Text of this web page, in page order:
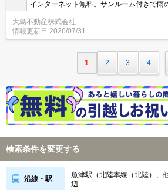
インターネット無料。サンルーム付きで雨
能。浴室乾燥。設備充実。
大島不動産株式会社
情報更新日 2026/07/31
1 2 3 4
検索条件を変更する
沿線・駅
魚津駅（北陸本線（北陸）、
辺